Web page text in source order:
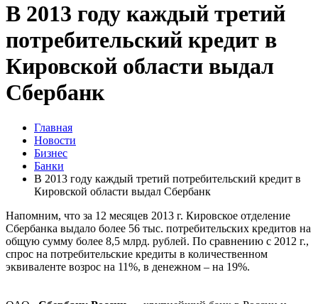
В 2013 году каждый третий
потребительский кредит в
Кировской области выдал
Сбербанк
Главная
Новости
Бизнес
Банки
В 2013 году каждый третий потребительский кредит в
Кировской области выдал Сбербанк
Напомним, что за 12 месяцев 2013 г. Кировское отделение
Сбербанка выдало более 56 тыс. потребительских кредитов на
общую сумму более 8,5 млрд. рублей. По сравнению с 2012 г.,
спрос на потребительские кредиты в количественном
эквиваленте возрос на 11%, в денежном – на 19%.